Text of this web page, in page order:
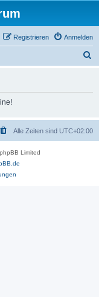
Anmelden
Registrieren
Alle Zeiten sind UTC+02:00
Limited